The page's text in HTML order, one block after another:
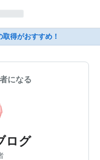
得がおすすめ！
になる
ログ